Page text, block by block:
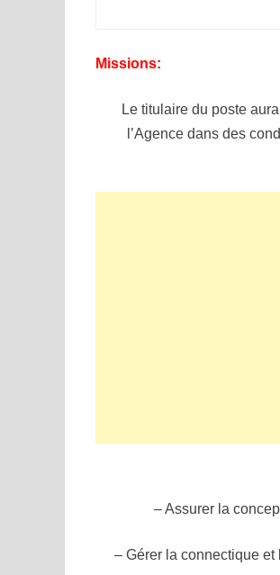
Missions:
Le titulaire du poste
l’Agence dans des
– Assurer la
– Gérer la connectique